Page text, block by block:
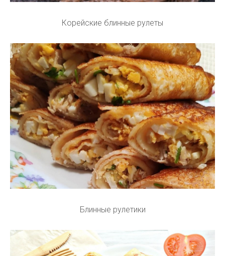
Корейские блинные рулеты
Блинные рулетики